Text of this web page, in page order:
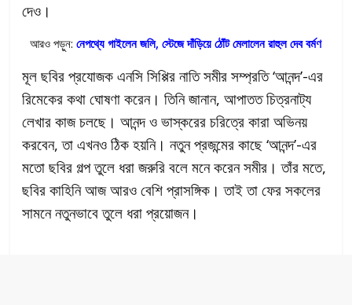
দেও।
আরও পড়ুন:নেপথ্যে গাইলেন জলি, স্টেজে দাঁড়িয়ে ঠোঁট মেলালেন রাহুল দেব বর্মণ
মূল ছবির প্রযোজক এনসি সিপ্পির নাতি সমীর সম্প্রতি ‘আনন্দ’-এর
রিমেকের কথা ঘোষণা করেন। তিনি জানান, আপাতত চিত্রনাট্য
লেখার কাজ চলছে। আনন্দ ও ভাস্করের চরিত্রে কারা অভিনয়
করবেন, তা এখনও ঠিক হয়নি। নতুন প্রজন্মের কাছে ‘আনন্দ’-এর
মতো ছবির গল্প তুলে ধরা জরুরি বলে মনে করেন সমীর। তাঁর মতে,
ছবির কাহিনি আজ আরও বেশি প্রাসঙ্গিক। তাই তা ফের সকলের
সামনে নতুনভাবে তুলে ধরা প্রয়োজন।